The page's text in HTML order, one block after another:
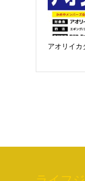
アオリイ